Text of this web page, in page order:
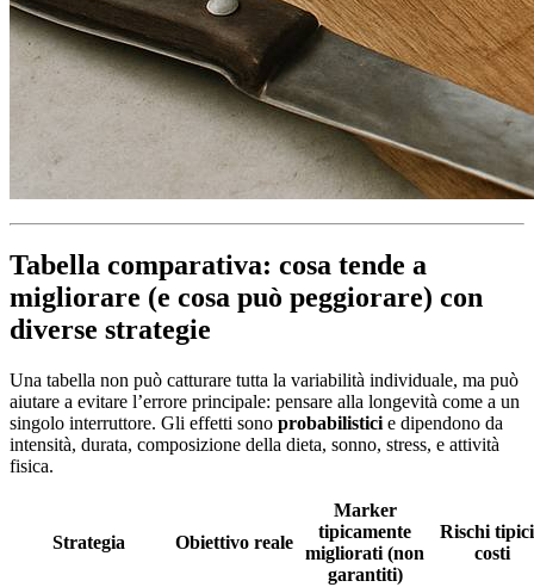
Tabella comparativa: cosa tende a
migliorare (e cosa può peggiorare) con
diverse strategie
Una tabella non può catturare tutta la variabilità individuale, ma può
aiutare a evitare l’errore principale: pensare alla longevità come a un
singolo interruttore. Gli effetti sono probabilistici e dipendono da
intensità, durata, composizione della dieta, sonno, stress, e attività
fisica.
Strategia Obiettivo reale
Marker
tipicamente
migliorati (non
garantiti)
Rischi
costi